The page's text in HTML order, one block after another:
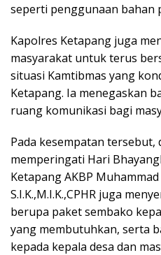
seperti penggunaan bahan
Kapolres Ketapang juga
masyarakat untuk terus
situasi Kamtibmas yang
Ketapang. Ia menegaskan
ruang komunikasi bagi
Pada kesempatan tersebut,
memperingati Hari
Ketapang AKBP Muhammad
S.I.K.,M.I.K.,CPHR juga
berupa paket sembako
yang membutuhkan, serta
kepada kepala desa dan